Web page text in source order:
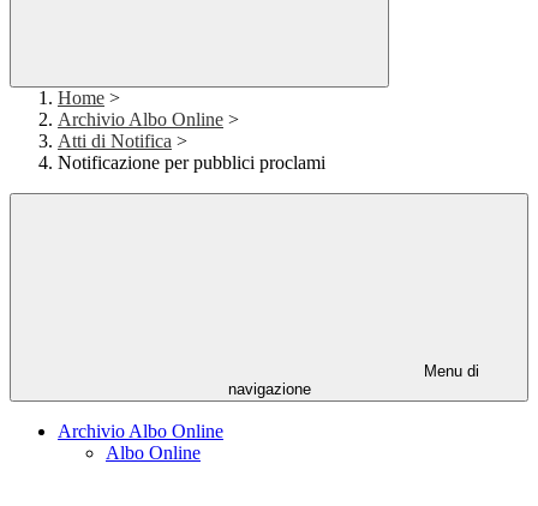
Home >
Archivio Albo Online >
Atti di Notifica >
Notificazione per pubblici proclami
Menu di
navigazione
Archivio Albo Online
Albo Online